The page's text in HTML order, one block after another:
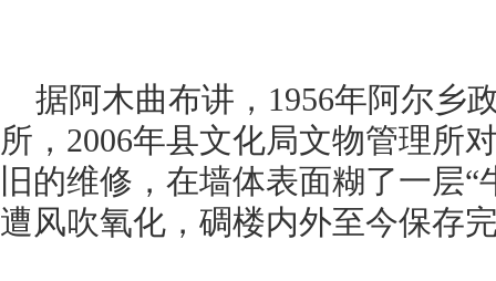
据阿木曲布讲，1956年阿尔乡
所，2006年县文化局文物管理所
旧的维修，在墙体表面糊了一层
遭风吹氧化，碉楼内外至今保存